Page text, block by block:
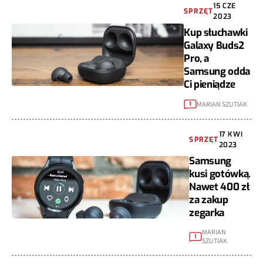
SPRZĘT
15 CZE
2023
Kup słuchawki
Galaxy Buds2
Pro, a
Samsung odda
Ci pieniądze
1 MARIAN SZUTIAK
SPRZĘT
17 KWI
2023
Samsung
kusi gotówką.
Nawet 400 zł
za zakup
zegarka
1
MARIAN
SZUTIAK